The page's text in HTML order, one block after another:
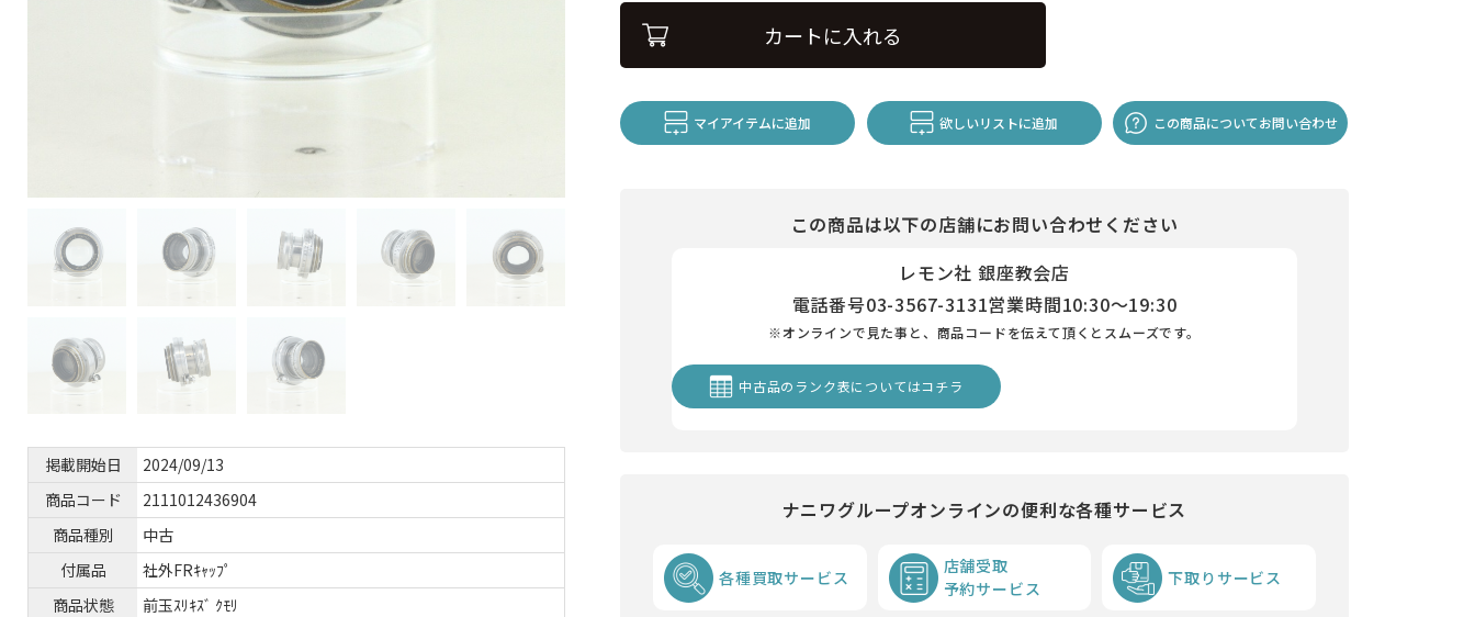
掲載開始日
2024/09/13
商品コード
2111012436904
商品種別
中古
付属品
社外FRｷｬｯﾌﾟ
商品状態
前玉ｽﾘｷｽﾞ ｸﾓﾘ
カートに入れる
マイアイテムに追加 欲しいリストに追加 この商品についてお問い合わせ
この商品は以下の店舗にお問い合わせください
レモン社 銀座教会店
電話番号03-3567-3131営業時間10:30～19:30
※オンラインで見た事と、商品コードを伝えて頂くとスムーズです。
中古品のランク表についてはコチラ
ナニワグループオンラインの便利な各種サービス
各種買取サービス
店舗受取
予約サービス
下取りサービス